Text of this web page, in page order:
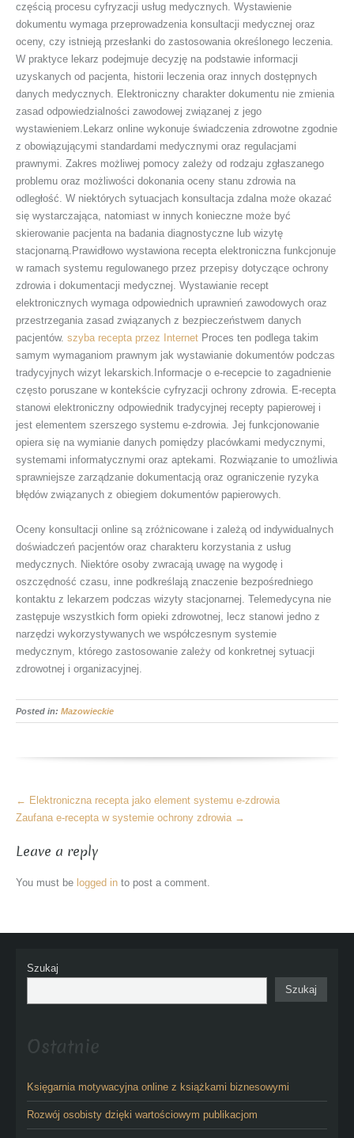
częścią procesu cyfryzacji usług medycznych. Wystawienie
dokumentu wymaga przeprowadzenia konsultacji medycznej oraz
oceny, czy istnieją przesłanki do zastosowania określonego leczenia.
W praktyce lekarz podejmuje decyzję na podstawie informacji
uzyskanych od pacjenta, historii leczenia oraz innych dostępnych
danych medycznych. Elektroniczny charakter dokumentu nie zmienia
zasad odpowiedzialności zawodowej związanej z jego
wystawieniem.Lekarz online wykonuje świadczenia zdrowotne zgodnie
z obowiązującymi standardami medycznymi oraz regulacjami
prawnymi. Zakres możliwej pomocy zależy od rodzaju zgłaszanego
problemu oraz możliwości dokonania oceny stanu zdrowia na
odległość. W niektórych sytuacjach konsultacja zdalna może okazać
się wystarczająca, natomiast w innych konieczne może być
skierowanie pacjenta na badania diagnostyczne lub wizytę
stacjonarną.Prawidłowo wystawiona recepta elektroniczna funkcjonuje
w ramach systemu regulowanego przez przepisy dotyczące ochrony
zdrowia i dokumentacji medycznej. Wystawianie recept
elektronicznych wymaga odpowiednich uprawnień zawodowych oraz
przestrzegania zasad związanych z bezpieczeństwem danych
pacjentów. szyba recepta przez Internet Proces ten podlega takim
samym wymaganiom prawnym jak wystawianie dokumentów podczas
tradycyjnych wizyt lekarskich.Informacje o e-recepcie to zagadnienie
często poruszane w kontekście cyfryzacji ochrony zdrowia. E-recepta
stanowi elektroniczny odpowiednik tradycyjnej recepty papierowej i
jest elementem szerszego systemu e-zdrowia. Jej funkcjonowanie
opiera się na wymianie danych pomiędzy placówkami medycznymi,
systemami informatycznymi oraz aptekami. Rozwiązanie to umożliwia
sprawniejsze zarządzanie dokumentacją oraz ograniczenie ryzyka
błędów związanych z obiegiem dokumentów papierowych.
Oceny konsultacji online są zróżnicowane i zależą od indywidualnych
doświadczeń pacjentów oraz charakteru korzystania z usług
medycznych. Niektóre osoby zwracają uwagę na wygodę i
oszczędność czasu, inne podkreślają znaczenie bezpośredniego
kontaktu z lekarzem podczas wizyty stacjonarnej. Telemedycyna nie
zastępuje wszystkich form opieki zdrowotnej, lecz stanowi jedno z
narzędzi wykorzystywanych we współczesnym systemie
medycznym, którego zastosowanie zależy od konkretnej sytuacji
zdrowotnej i organizacyjnej.
Posted in: Mazowieckie
More
Articles
← Elektroniczna recepta jako element systemu e-zdrowia
Zaufana e-recepta w systemie ochrony zdrowia →
Leave a reply
You must be logged in to post a comment.
Szukaj
Szukaj
Ostatnie
Księgarnia motywacyjna online z książkami biznesowymi
Rozwój osobisty dzięki wartościowym publikacjom